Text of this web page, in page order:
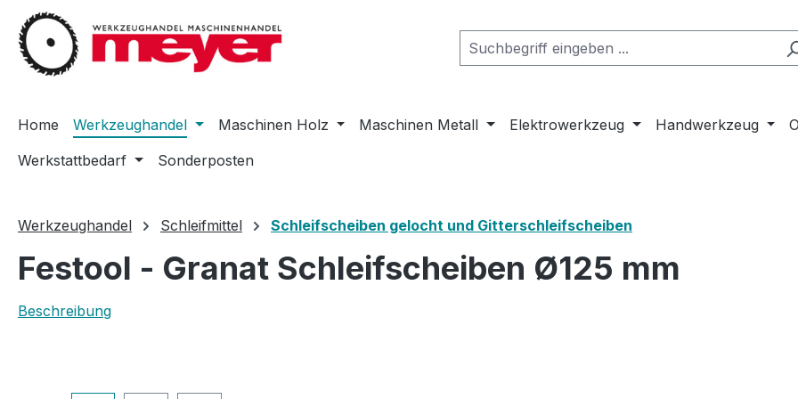
Hauptinhalt springen
Zur Suche springen
Zur Hauptnavigation springen
Home Werkzeughandel Maschinen Holz Maschinen Metall Elektrowerkzeug Handwerkzeug
Werkstattbedarf
Sonderposten
Werkzeughandel Schleifmittel Schleifscheiben gelocht und Gitterschleifscheiben
Festool - Granat Schleifscheiben Ø125 mm
Beschreibung